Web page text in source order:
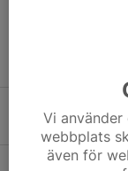
16 mar,
INFÖR:
Vi
webbplats
även för